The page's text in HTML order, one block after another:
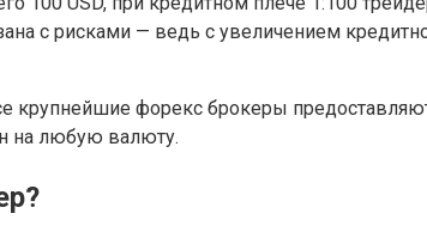
с рисками — ведь с увеличением
крупнейшие форекс брокеры
на любую валюту.